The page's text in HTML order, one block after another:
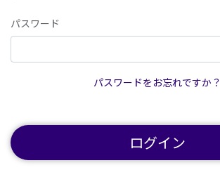
パスワード
パスワードをお忘れですか？
ログイン